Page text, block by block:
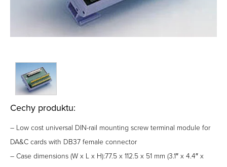
Cechy produktu:
– Low cost universal DIN-rail mounting screw terminal module for
DA&C cards with DB37 female connector
– Case dimensions (W x L x H):77.5 x 112.5 x 51 mm (3.1″ x 4.4″ x